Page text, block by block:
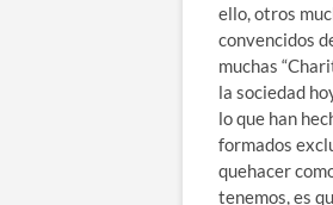
ello, otros
convencidos
muchas
la sociedad
lo que han
formados
quehacer
tenemos, es